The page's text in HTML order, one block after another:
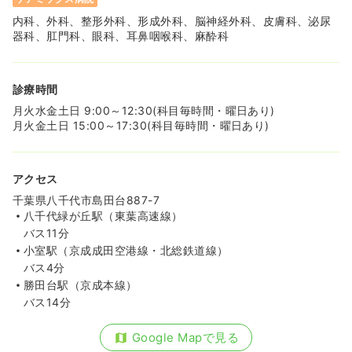
内科、外科、整形外科、形成外科、脳神経外科、皮膚科、泌尿
器科、肛門科、眼科、耳鼻咽喉科、麻酔科
診療時間
月火水金土日 9:00～12:30(科目毎時間・曜日あり)
月火金土日 15:00～17:30(科目毎時間・曜日あり)
アクセス
千葉県八千代市島田台887-7
八千代緑が丘駅（東葉高速線）
バス11分
小室駅（京成成田空港線・北総鉄道線）
バス4分
勝田台駅（京成本線）
バス14分
Google Mapで見る